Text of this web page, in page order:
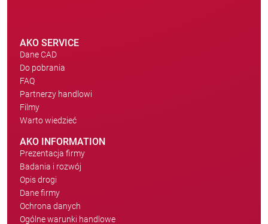
AKO SERVICE
Dane CAD
Do pobrania
FAQ
Partnerzy handlowi
Filmy
Warto wiedzieć
AKO INFORMATION
Prezentacja firmy
Badania i rozwój
Opis drogi
Dane firmy
Ochrona danych
Ogólne warunki handlowe